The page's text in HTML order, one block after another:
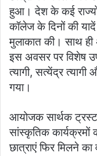
हुआ। देश के कई राज्यों
कॉलेज के दिनों की यादें
मुलाकात की। साथ ही
इस अवसर पर विशेष
त्यागी, सत्येंद्र त्यागी
गया।
आयोजक सार्थक ट्रस्ट
सांस्कृतिक कार्यक्रमों
छात्राएं फिर मिलने का